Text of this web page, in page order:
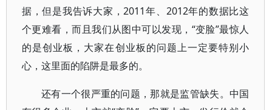
据，但是我告诉大家，2011年、2012年的数据比这
个更难看，而且我们从图中可以发现，“变脸”最惊人
的是创业板，大家在创业板的问题上一定要特别小
心，这里面的陷阱是最多的。
还有一个很严重的问题，那就是监管缺失。中国